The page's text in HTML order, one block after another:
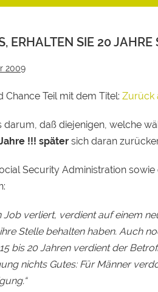
ERHALTEN SIE 20
2009
Chance Teil mit dem Titel: Zurück
daß diejenigen, welche
!!! später sich daran
Security Administration
Job verliert, verdient auf einem
Stelle behalten haben. Auch
bis 20 Jahren verdient der
nichts Gutes: Für Männer